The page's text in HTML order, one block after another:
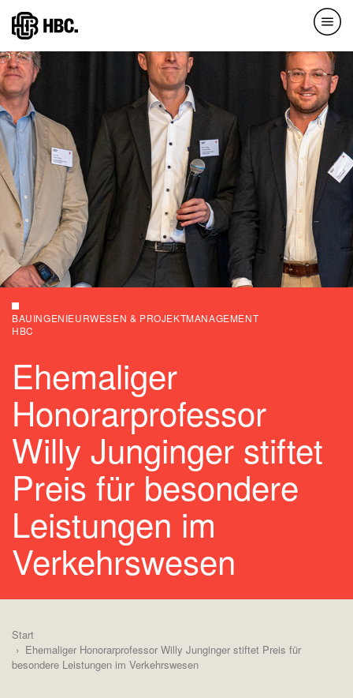
Direkt
zum
Inhalt
BAUINGENIEURWESEN & PROJEKTMANAGEMENT
HBC
Ehemaliger
Honorarprofessor
Willy Junginger stiftet
Preis für besondere
Leistungen im
Verkehrswesen
Start
Ehemaliger Honorarprofessor Willy Junginger stiftet Preis für
besondere Leistungen im Verkehrswesen